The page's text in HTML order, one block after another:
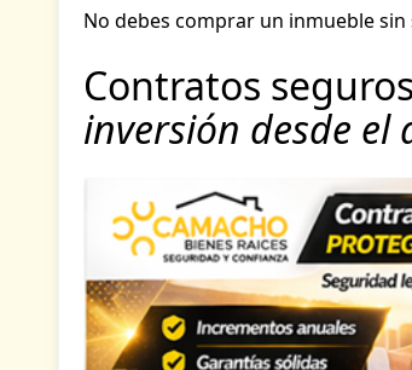
No debes comprar un inmueble
Contratos
inversión desde el